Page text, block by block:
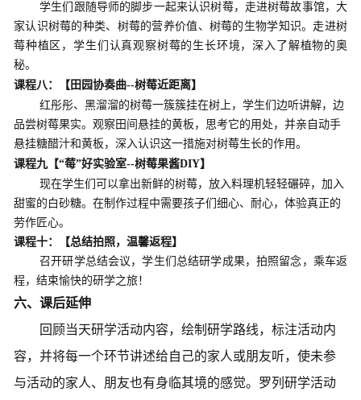
学生们跟随导师的脚步一起来认识树莓，走进树莓故事馆，大
家认识树莓的种类、树莓的营养价值、树莓的生物学知识。走进树
莓种植区，学生们认真观察树莓的生长环境，深入了解植物的奥
秘。
课程八：【田园协奏曲--树莓近距离】
红彤彤、黑溜溜的树莓一簇簇挂在树上，学生们边听讲解，边
品尝树莓果实。观察田间悬挂的黄板，思考它的用处，并亲自动手
悬挂糖醋汁和黄板，深入认识这一措施对树莓生长的作用。
课程九【“莓”好实验室--树莓果酱DIY】
现在学生们可以拿出新鲜的树莓，放入料理机轻轻碾碎，加入
甜蜜的白砂糖。在制作过程中需要孩子们细心、耐心，体验真正的
劳作匠心。
课程十：【总结拍照，温馨返程】
召开研学总结会议，学生们总结研学成果， 拍照留念，乘车返
程，结束愉快的研学之旅！
六、课后延伸
回顾当天研学活动内容，绘制研学路线，标注活动内
容，并将每一个环节讲述给自己的家人或朋友听，使未参
与活动的家人、朋友也有身临其境的感觉。罗列研学活动